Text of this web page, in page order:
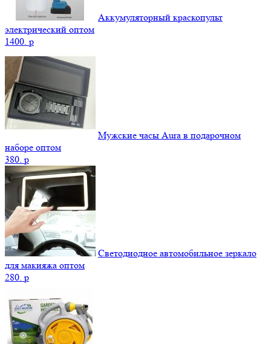
Аккумуляторный краскопульт
электрический оптом
1400. p
Мужские часы Aura в подарочном
наборе оптом
380. p
Светодиодное автомобильное зеркало
для макияжа оптом
280. p